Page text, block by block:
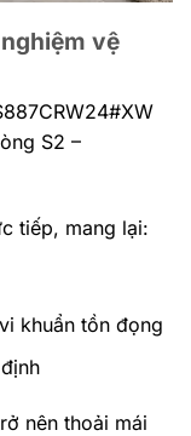
vệ
S2 –
tiếp, mang lại:
khuẩn tồn đọng
nên thoải mái